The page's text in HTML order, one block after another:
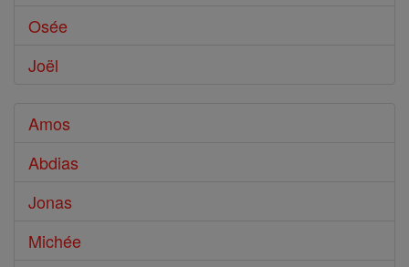
Osée
Joël
Amos
Abdias
Jonas
Michée